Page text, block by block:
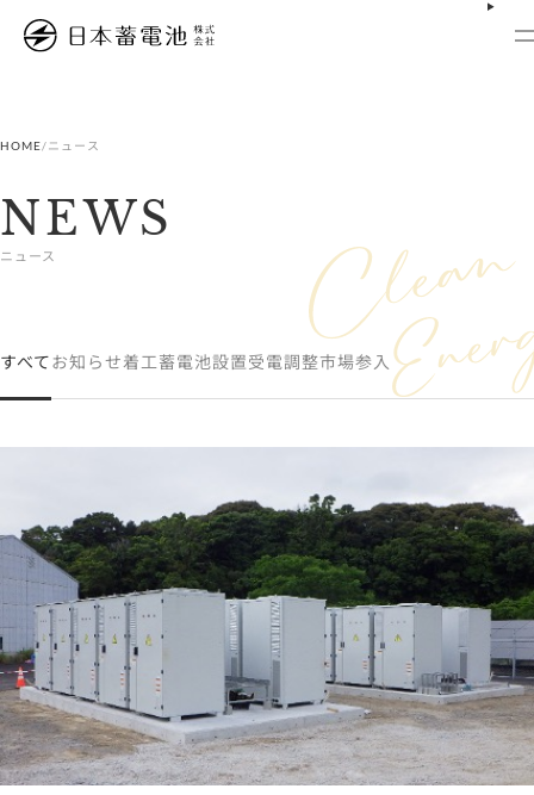
HOME/ニュース
NEWS
ニュース
すべてお知らせ着工蓄電池設置受電調整市場参入